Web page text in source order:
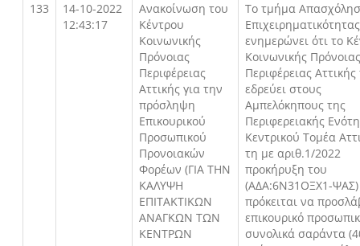
133
14-10-2022
12:43:17
Ανακοίνωση του
Κέντρου
Κοινωνικής
Πρόνοιας
Περιφέρειας
Αττικής για την
πρόσληψη
Επικουρικού
Προσωπικού
Προνοιακών
Φορέων (ΓΙΑ ΤΗΝ
ΚΑΛΥΨΗ
ΕΠΙΤΑΚΤΙΚΩΝ
ΑΝΑΓΚΩΝ ΤΩΝ
ΚΕΝΤΡΩΝ
Το τμήμα
ενημερώνει ότι το
Κοινωνικής
Περιφέρειας
εδρεύει στους
Αμπελόκηπους της
Περιφερειακής
Κεντρικού Τομέα
τη με αριθ.1/2022
προκήρυξη του
(ΑΔΑ:6Ν31ΟΞΧ1-ΨΑΣ)
πρόκειται να
επικουρικό
συνολικά σαράντα